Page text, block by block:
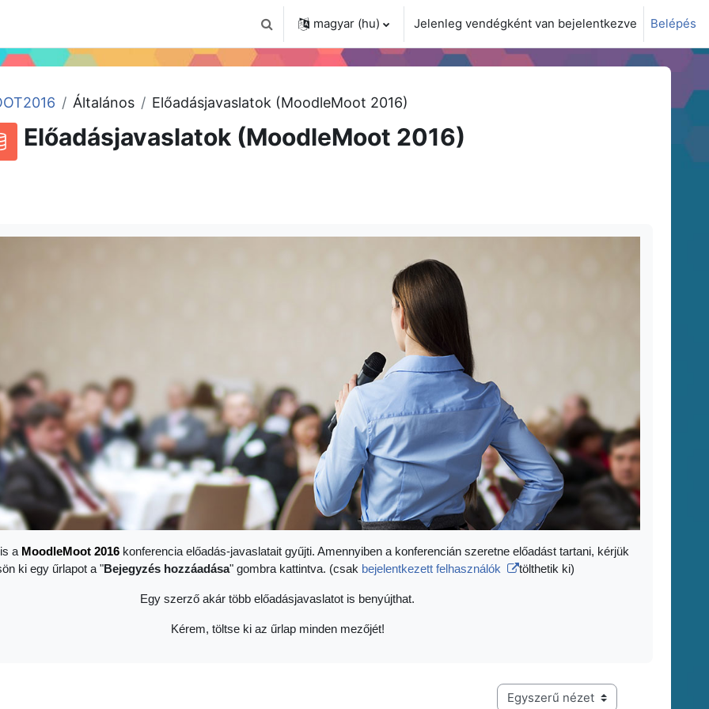
Keresési bemeneti adatok váltása
magyar ‎(hu)‎ Jelenleg vendégként van bejelentkezve Belépés
Általános Előadásjavaslatok (MoodleMoot 2016)
Előadásjavaslatok (MoodleMoot 2016)
a MoodleMoot 2016 konferencia előadás-javaslatait gyűjti. Amennyiben a konferencián szeretne előadást tartani, kérjük
ki egy űrlapot a "Bejegyzés hozzáadása" gombra kattintva. (csak bejelentkezett felhasználók tölthetik ki)
Egy szerző akár több előadásjavaslatot is benyújthat.
Kérem, töltse ki az űrlap minden mezőjét!
Harmadik szintű navigáció megtekintési módja